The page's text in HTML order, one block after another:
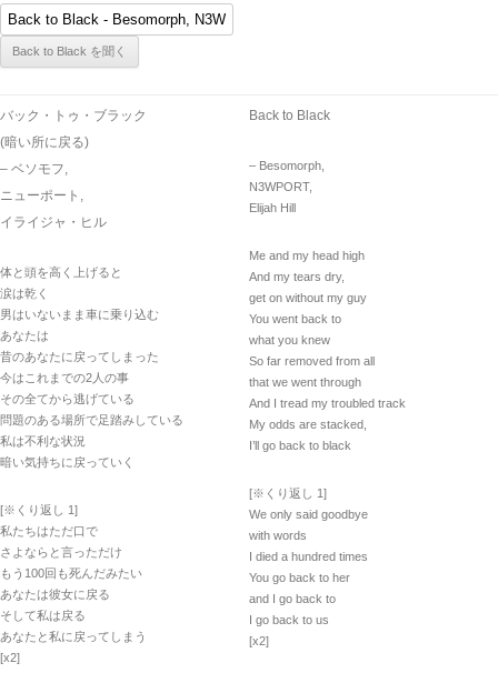
バック・トゥ・ブラック
(暗い所に戻る)
– ベソモフ,
ニューポート,
イライジャ・ヒル
体と頭を高く上げると
涙は乾く
男はいないまま車に乗り込む
あなたは
昔のあなたに戻ってしまった
今はこれまでの2人の事
その全てから逃げている
問題のある場所で足踏みしている
私は不利な状況
暗い気持ちに戻っていく
[※くり返し 1]
私たちはただ口で
さよならと言っただけ
もう100回も死んだみたい
あなたは彼女に戻る
そして私は戻る
あなたと私に戻ってしまう
[x2]
Back to Black
– Besomorph,
N3WPORT,
Elijah Hill
Me and my head high
And my tears dry,
get on without my guy
You went back to
what you knew
So far removed from all
that we went through
And I tread my troubled track
My odds are stacked,
I’ll go back to black
[※くり返し 1]
We only said goodbye
with words
I died a hundred times
You go back to her
and I go back to
I go back to us
[x2]